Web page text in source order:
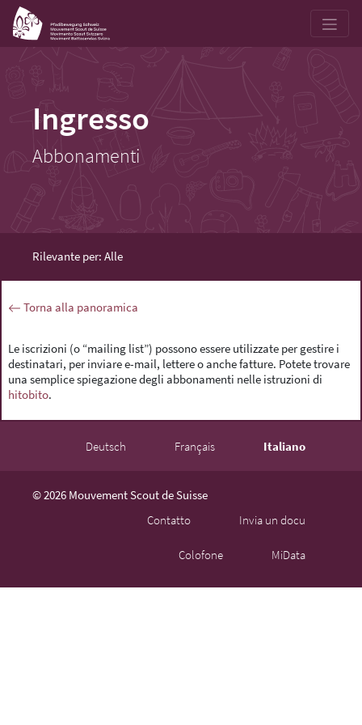
Ingresso
Abbonamenti
Rilevante per: Alle
Torna alla panoramica
Le iscrizioni (o “mailing list”) possono essere utilizzate per gestire i
destinatari, per inviare e-mail, lettere o anche fatture. Potete trovare
una semplice spiegazione degli abbonamenti nelle istruzioni di
hitobito.
Deutsch Français Italiano
© 2026 Mouvement Scout de Suisse
Contatto
Invia un docu
Colofone MiData